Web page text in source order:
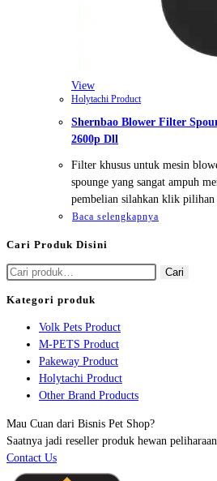
View
Holytachi Product
Shernbao Blower Filter
2600p Dll
Filter khusus untuk mesin
spounge yang sangat ampuh
pembelian silahkan klik pilihan
Baca selengkapnya
Cari Produk Disini
Pencarian
Cari
Kategori produk
Volk Pets Product
M-PETS Product
Pakeway Product
Holytachi Product
Other Brand Products
Mau Cuan dari Bisnis Pet Shop?
Saatnya jadi reseller produk hewan
Contact Us